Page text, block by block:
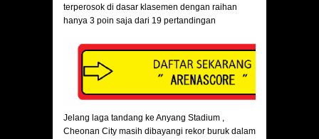
terperosok di dasar klasemen dengan raihan
hanya 3 poin saja dari 19 pertandingan
Jelang laga tandang ke Anyang Stadium ,
Cheonan City masih dibayangi rekor buruk dalam